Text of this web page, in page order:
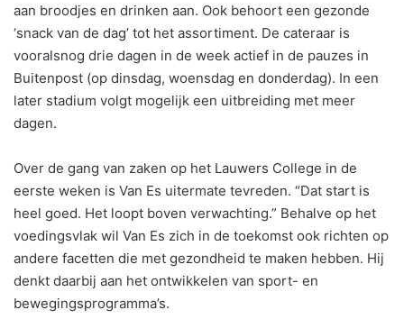
aan broodjes en drinken aan. Ook behoort een gezonde
‘snack van de dag’ tot het assortiment. De cateraar is
vooralsnog drie dagen in de week actief in de pauzes in
Buitenpost (op dinsdag, woensdag en donderdag). In een
later stadium volgt mogelijk een uitbreiding met meer
dagen.
Over de gang van zaken op het Lauwers College in de
eerste weken is Van Es uitermate tevreden. “Dat start is
heel goed. Het loopt boven verwachting.” Behalve op het
voedingsvlak wil Van Es zich in de toekomst ook richten op
andere facetten die met gezondheid te maken hebben. Hij
denkt daarbij aan het ontwikkelen van sport- en
bewegingsprogramma’s.